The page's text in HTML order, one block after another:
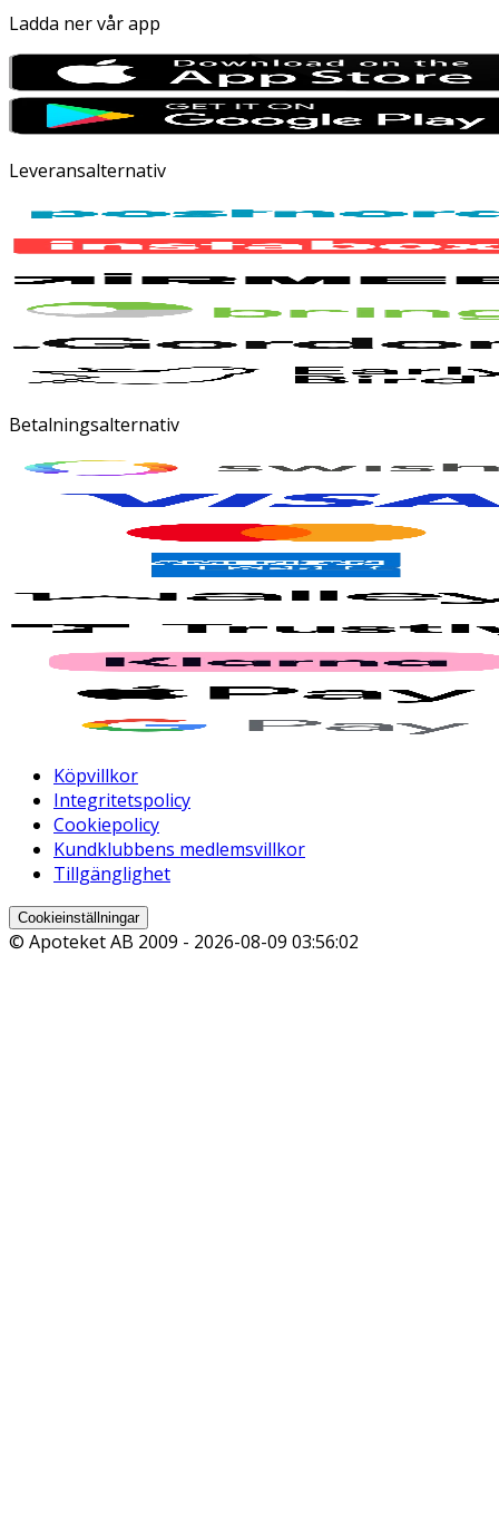
Ladda ner vår app
Leveransalternativ
Betalningsalternativ
Köpvillkor
Integritetspolicy
Cookiepolicy
Kundklubbens medlemsvillkor
Tillgänglighet
Cookieinställningar
© Apoteket AB 2009 - 2026-08-09 03:56:02